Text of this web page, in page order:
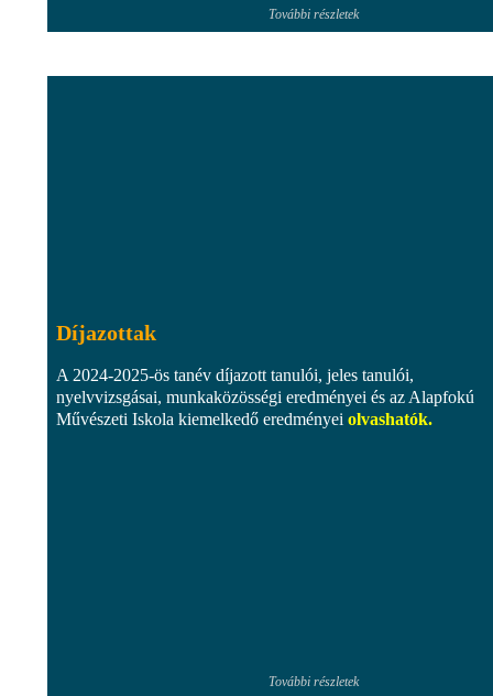
További részletek
Díjazottak
A 2024-2025-ös tanév díjazott tanulói, jeles tanulói,
nyelvvizsgásai, munkaközösségi eredményei és az Alapfokú
Művészeti Iskola kiemelkedő eredményei olvashatók.
További részletek